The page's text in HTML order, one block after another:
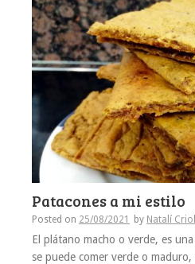
Patacones a mi estilo
Posted on 25/08/2021 by Natalí
El plátano macho o verde, es
se puede comer verde o